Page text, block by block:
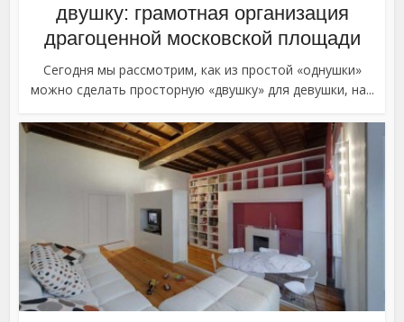
двушку: грамотная организация
драгоценной московской площади
Сегодня мы рассмотрим, как из простой «однушки»
можно сделать просторную «двушку» для девушки, на...